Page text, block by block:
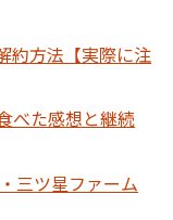
約方法【実際に注
べた感想と継続
三ツ星ファーム